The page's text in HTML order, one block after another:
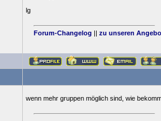
lg
Forum-Changelog || zu unseren
wenn mehr gruppen möglich sind, wie